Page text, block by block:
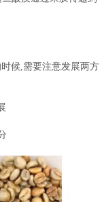
候,需要注意发展两方